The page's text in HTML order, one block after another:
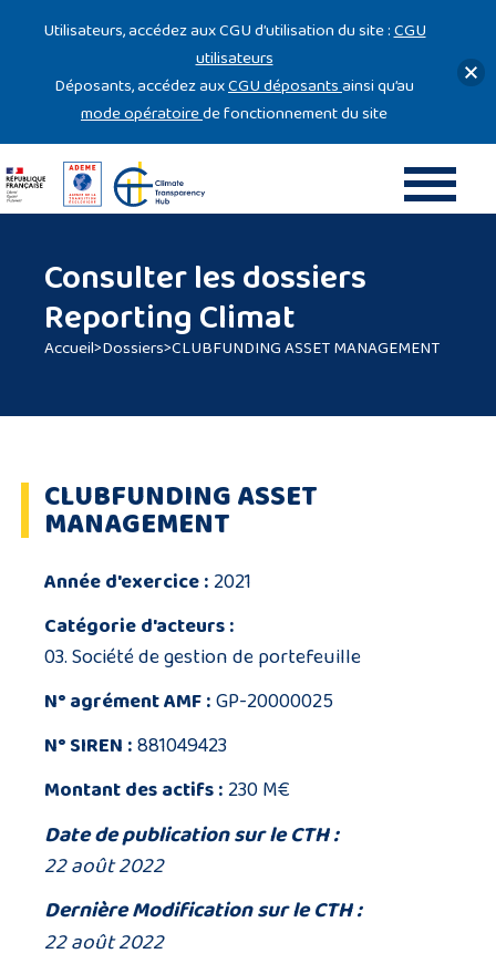
Consulter les dossiers
Reporting Climat
Accueil>Dossiers>CLUBFUNDING ASSET MANAGEMENT
CLUBFUNDING ASSET
MANAGEMENT
Année d'exercice :2021
Catégorie d'acteurs :
03. Société de gestion de portefeuille
N° agrément AMF :GP-20000025
N° SIREN :881049423
Montant des actifs :230 M€
Date de publication sur le CTH :
22 août 2022
Dernière Modification sur le CTH :
22 août 2022
Utilisateurs, accédez aux CGU d’utilisation du site :CGU
utilisateurs
Déposants, accédez auxCGU déposantsainsi qu’au
mode opératoirede fonctionnement du site